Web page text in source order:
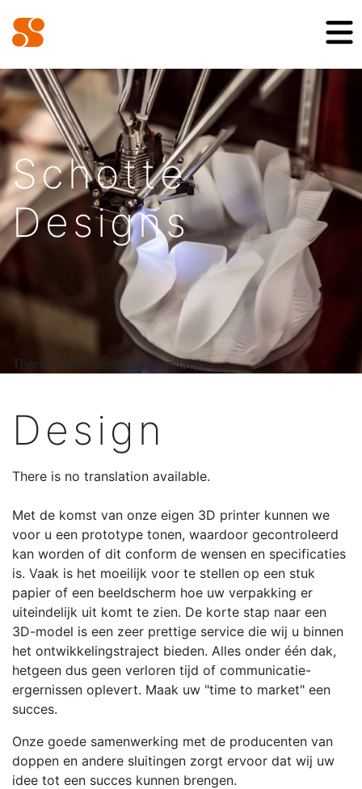
Schotte
Designs
There is no translation available.
Design
There is no translation available.
Met de komst van onze eigen 3D printer kunnen we
voor u een prototype tonen, waardoor gecontroleerd
kan worden of dit conform de wensen en specificaties
is. Vaak is het moeilijk voor te stellen op een stuk
papier of een beeldscherm hoe uw verpakking er
uiteindelijk uit komt te zien. De korte stap naar een
3D-model is een zeer prettige service die wij u binnen
het ontwikkelingstraject bieden. Alles onder één dak,
hetgeen dus geen verloren tijd of communicatie-
ergernissen oplevert. Maak uw "time to market" een
succes.
Onze goede samenwerking met de producenten van
doppen en andere sluitingen zorgt ervoor dat wij uw
idee tot een succes kunnen brengen.